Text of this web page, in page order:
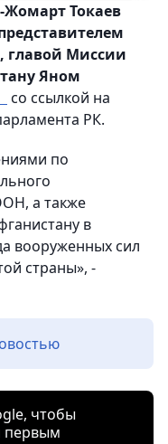
Жомарт Токаев
главой Миссии
Яном
со ссылкой на
РК.
по
а также
в
вооруженных сил
страны», -
чтобы
первым